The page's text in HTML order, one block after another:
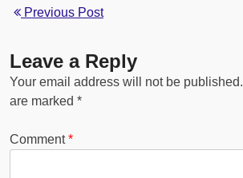
Previous Post
Leave a Reply
Your email address will not be published.
are marked *
Comment*